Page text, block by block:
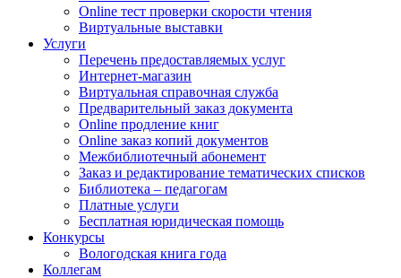
Online тест проверки скорости чтения
Виртуальные выставки
Услуги
Перечень предоставляемых услуг
Интернет-магазин
Виртуальная справочная служба
Предварительный заказ документа
Online продление книг
Online заказ копий документов
Межбиблиотечный абонемент
Заказ и редактирование тематических списков
Библиотека – педагогам
Платные услуги
Бесплатная юридическая помощь
Конкурсы
Вологодская книга года
Коллегам